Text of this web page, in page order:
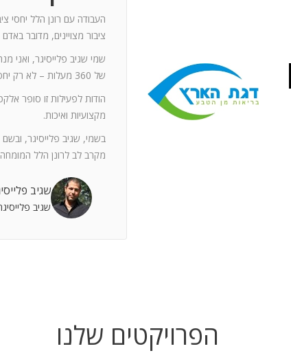
העבודה עם רונן הלל יחסי
ציבור מצויינים, מדובר
שמי שגיב פלייסיגר, ואני
של 360 מעלות – לא רק יחסי ציבור אלא טיפול בכל המערכים השיווקיים של החברה.
הודות לפעילות זו סופר
מקצועיות ואיכות.
בשמי, שגיב פלייסיגר,
מקרב לב לרונן הלל
שגיב
שגיב
, מדרבן ומייצר תקשורת יש
בך את היכולת להניע את כלל הצוות
חפץ ובקבועי זמן קצרים.
מימד פרסומי ומכיר את רזי הפעלתו. על אף
לצוות שלי ולי את התחושה, שרק אנו
שגורות בפיך. המאגר האנרגטי שלך בלתי
הפרויקטים שלנו